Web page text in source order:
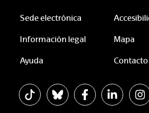
Sede electrónica
Información legal Mapa
Ayuda Contacto
La EHU en Tiktok
La EHU en Bluesky
La EHU enLa EHULa